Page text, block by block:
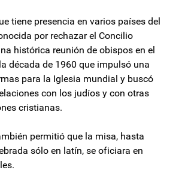
tiene presencia en varios países del
por rechazar el Concilio
histórica reunión de obispos en el
década de 1960 que impulsó una
para la Iglesia mundial y buscó
con los judíos y con otras
cristianas.
permitió que la misa, hasta
sólo en latín, se oficiara en